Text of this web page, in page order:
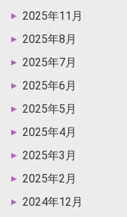
2025年11月
2025年8月
2025年7月
2025年6月
2025年5月
2025年4月
2025年3月
2025年2月
2024年12月